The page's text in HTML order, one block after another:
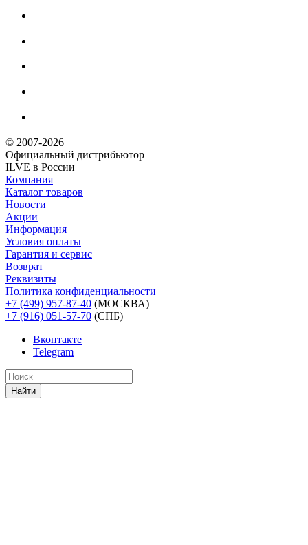
© 2007-2026
Официальный дистрибьютoр
ILVE в России
Компания
Каталог товаров
Новости
Акции
Информация
Условия оплаты
Гарантия и сервис
Возврат
Реквизиты
Политика конфиденциальности
+7 (499) 957-87-40 (МОСКВА)
+7 (916) 051-57-70 (СПБ)
Вконтакте
Telegram
Найти